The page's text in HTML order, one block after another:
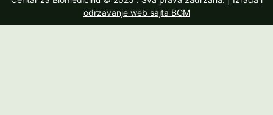
odrzavanje web sajta BGM